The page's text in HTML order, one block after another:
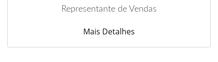
Representante de Vendas
Mais Detalhes